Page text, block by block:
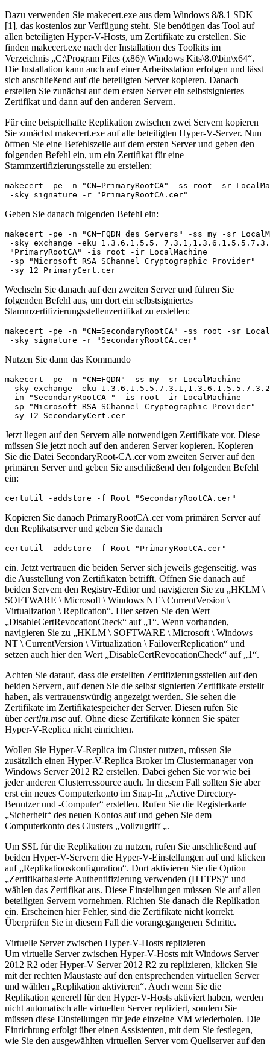
Dazu verwenden Sie makecert.exe aus dem Windows 8/8.1 SDK
[1], das kostenlos zur Verfügung steht. Sie benötigen das Tool auf
allen beteiligten Hyper-V-Hosts, um Zertifikate zu erstellen. Sie
finden makecert.exe nach der Installation des Toolkits im
Verzeichnis „C:\Program Files (x86)\ Windows Kits\8.0\bin\x64“.
Die Installation kann auch auf einer Arbeitsstation erfolgen und lässt
sich anschließend auf die beteiligten Server kopieren. Danach
erstellen Sie zunächst auf dem ersten Server ein selbstsigniertes
Zertifikat und dann auf den anderen Servern.
Für eine beispielhafte Replikation zwischen zwei Servern kopieren
Sie zunächst makecert.exe auf alle beteiligten Hyper-V-Server. Nun
öffnen Sie eine Befehlszeile auf dem ersten Server und geben den
folgenden Befehl ein, um ein Zertifikat für eine
Stammzertifizierungsstelle zu erstellen:
makecert -pe -n "CN=PrimaryRootCA" -ss root -sr
Geben Sie danach folgenden Befehl ein:
makecert -pe -n "CN=FQDN des Servers" -ss my -sr
-sky exchange -eku 1.3.6.1.5.5.
"PrimaryRootCA" -is root -ir LocalMachine
-sp "Microsoft RSA SChannel Cryptographic Provider"
Wechseln Sie danach auf den zweiten Server und führen Sie
folgenden Befehl aus, um dort ein selbstsigniertes
Stammzertifizierungsstellenzertifikat zu erstellen:
makecert -pe -n "CN=SecondaryRootCA" -ss root -sr
Nutzen Sie dann das Kommando
makecert -pe -n "CN=FQDN" -ss my -sr LocalMachine
-sky exchange -eku
-in "SecondaryRootCA " -is root -ir LocalMachine
-sp "Microsoft RSA SChannel Cryptographic Provider"
Jetzt liegen auf den Servern alle notwendigen Zertifikate vor. Diese
müssen Sie jetzt noch auf den anderen Server kopieren. Kopieren
Sie die Datei SecondaryRoot-CA.cer vom zweiten Server auf den
primären Server und geben Sie anschließend den folgenden Befehl
ein:
Kopieren Sie danach PrimaryRootCA.cer vom primären Server auf
den Replikatserver und geben Sie danach
ein. Jetzt vertrauen die beiden Server sich jeweils gegenseitig, was
die Ausstellung von Zertifikaten betrifft. Öffnen Sie danach auf
beiden Servern den Registry-Editor und navigieren Sie zu „HKLM \
SOFTWARE \ Microsoft \ Windows NT \ CurrentVersion \
Virtualization \ Replication“. Hier setzen Sie den Wert
„DisableCertRevocationCheck“ auf „1“. Wenn vorhanden,
navigieren Sie zu „HKLM \ SOFTWARE \ Microsoft \ Windows
NT \ CurrentVersion \ Virtualization \ FailoverReplication“ und
setzen auch hier den Wert „DisableCertRevocationCheck“ auf „1“.
Achten Sie darauf, dass die erstellten Zertifizierungsstellen auf den
beiden Servern, auf denen Sie die selbst signierten Zertifikate erstellt
haben, als vertrauenswürdig angezeigt werden. Sie sehen die
Zertifikate im Zertifikatespeicher der Server. Diesen rufen Sie
übercertlm.msc auf. Ohne diese Zertifikate können Sie später
Hyper-V-Replica nicht einrichten.
Wollen Sie Hyper-V-Replica im Cluster nutzen, müssen Sie
zusätzlich einen Hyper-V-Replica Broker im Clustermanager von
Windows Server 2012 R2 erstellen. Dabei gehen Sie vor wie bei
jeder anderen Clusterressource auch. In diesem Fall sollten Sie aber
erst ein neues Computerkonto im Snap-In „Active Directory-
Benutzer und -Computer“ erstellen. Rufen Sie die Registerkarte
„Sicherheit“ des neuen Kontos auf und geben Sie dem
Computerkonto des Clusters „Vollzugriff „.
Um SSL für die Replikation zu nutzen, rufen Sie anschließend auf
beiden Hyper-V-Servern die Hyper-V-Einstellungen auf und klicken
auf „Replikationskonfiguration“. Dort aktivieren Sie die Option
„Zertifikatbasierte Authentifizierung verwenden (HTTPS)“ und
wählen das Zertifikat aus. Diese Einstellungen müssen Sie auf allen
beteiligten Servern vornehmen. Richten Sie danach die Replikation
ein. Erscheinen hier Fehler, sind die Zertifikate nicht korrekt.
Überprüfen Sie in diesem Fall die vorangegangenen Schritte.
Virtuelle Server zwischen Hyper-V-Hosts replizieren
Um virtuelle Server zwischen Hyper-V-Hosts mit Windows Server
2012 R2 oder Hyper-V Server 2012 R2 zu replizieren, klicken Sie
mit der rechten Maustaste auf den entsprechenden virtuellen Server
und wählen „Replikation aktivieren“. Auch wenn Sie die
Replikation generell für den Hyper-V-Hosts aktiviert haben, werden
nicht automatisch alle virtuellen Server repliziert, sondern Sie
müssen diese Einstellungen für jede einzelne VM wiederholen. Die
Einrichtung erfolgt über einen Assistenten, mit dem Sie festlegen,
wie Sie den ausgewählten virtuellen Server vom Quellserver auf den